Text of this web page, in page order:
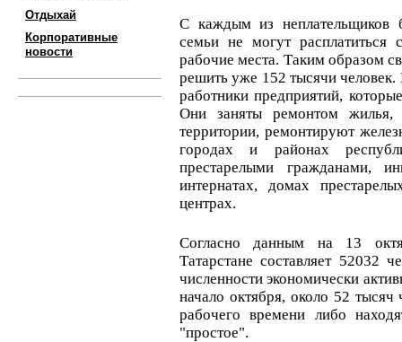
Отдыхай
Корпоративные
новости
С каждым из неплательщиков
семьи не могут расплатиться
рабочие места. Таким образом
решить уже 152 тысячи
работники предприятий,
Они заняты ремонтом жилья,
территории, ремонтируют
городах и районах
престарелыми гражданами,
интернатах, домах
центрах.
Согласно данным на 13
Татарстане составляет 52032
численности экономически
начало октября, около 52
рабочего времени либо
"простое".